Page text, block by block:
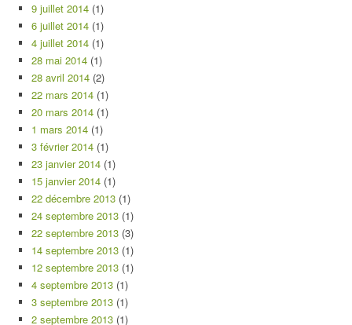
9 juillet 2014 (1)
6 juillet 2014 (1)
4 juillet 2014 (1)
28 mai 2014 (1)
28 avril 2014 (2)
22 mars 2014 (1)
20 mars 2014 (1)
1 mars 2014 (1)
3 février 2014 (1)
23 janvier 2014 (1)
15 janvier 2014 (1)
22 décembre 2013 (1)
24 septembre 2013 (1)
22 septembre 2013 (3)
14 septembre 2013 (1)
12 septembre 2013 (1)
4 septembre 2013 (1)
3 septembre 2013 (1)
2 septembre 2013 (1)